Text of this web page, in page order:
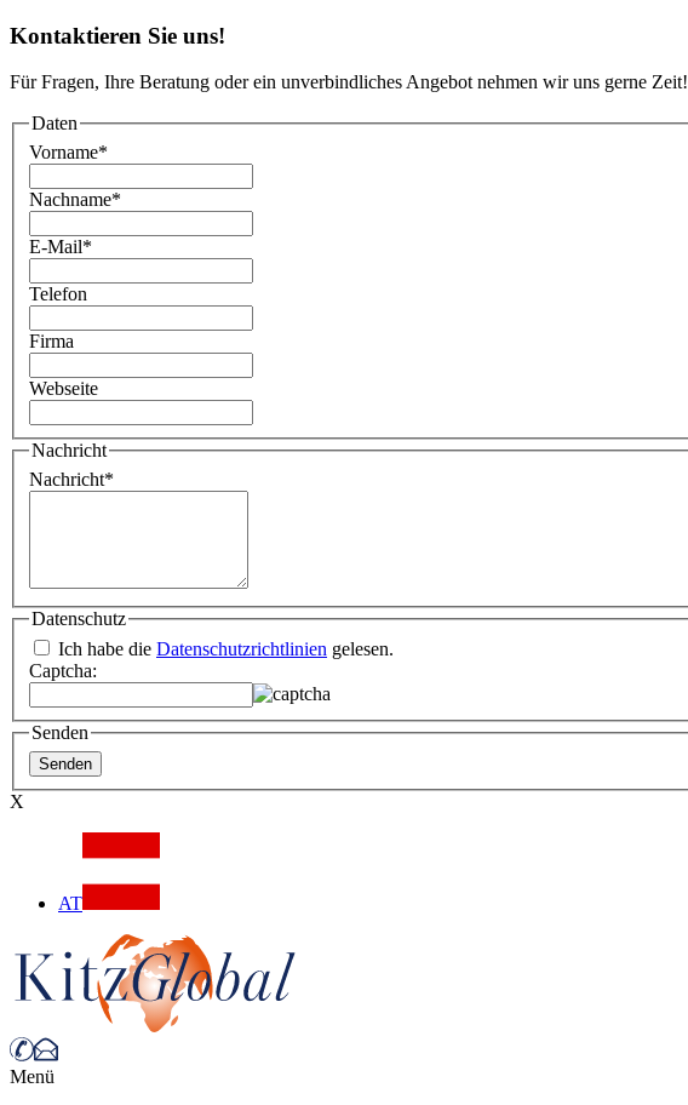
Kontaktieren Sie uns!
Für Fragen, Ihre Beratung oder ein unverbindliches Angebot nehmen wir uns gerne Zeit!
Daten
Vorname*
Nachname*
E-Mail*
Telefon
Firma
Webseite
Nachricht
Nachricht*
Datenschutz
Ich habe die Datenschutzrichtlinien gelesen.
Captcha:
Senden
X
AT
Menü